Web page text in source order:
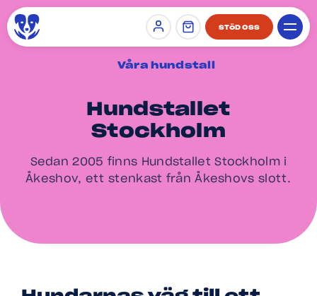
Sign in STÖD OSS
Våra hundstall
Hundstallet
Stockholm
Sedan 2005 finns Hundstallet Stockholm i
Åkeshov, ett stenkast från Åkeshovs slott.